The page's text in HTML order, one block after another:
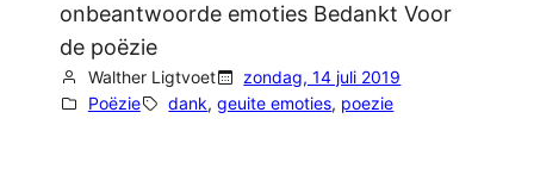
onbeantwoorde emoties Bedankt Voor
de poëzie
Walther Ligtvoet
zondag, 14 juli 2019
Poëzie
dank, geuite emoties, poezie